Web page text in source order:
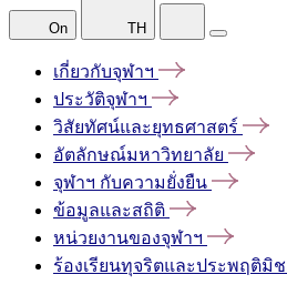
On TH
เกี่ยวกับจุฬาฯ
ประวัติจุฬาฯ
วิสัยทัศน์และยุทธศาสตร์
อัตลักษณ์มหาวิทยาลัย
จุฬาฯ กับความยั่งยืน
ข้อมูลและสถิติ
หน่วยงานของจุฬาฯ
ร้องเรียนทุจริตและประพฤติมิ